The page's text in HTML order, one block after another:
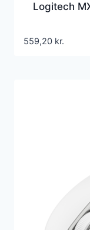
Logitech
559,20 kr.